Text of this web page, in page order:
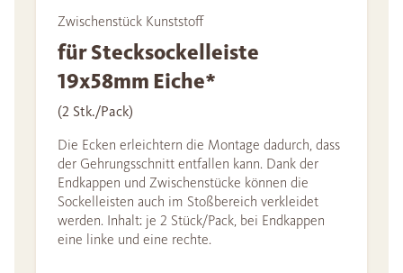
Zwischenstück Kunststoff
für Stecksockelleiste
19x58mm Eiche*
(2 Stk./Pack)
Die Ecken erleichtern die Montage dadurch, dass
der Gehrungsschnitt entfallen kann. Dank der
Endkappen und Zwischenstücke können die
Sockelleisten auch im Stoßbereich verkleidet
werden. Inhalt: je 2 Stück/Pack, bei Endkappen
eine linke und eine rechte.